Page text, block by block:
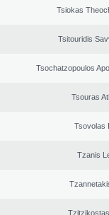
Tsiokas
Tsitouridis
Tsochatzopoulos
Tsouras
Tsovolas
Tzanis